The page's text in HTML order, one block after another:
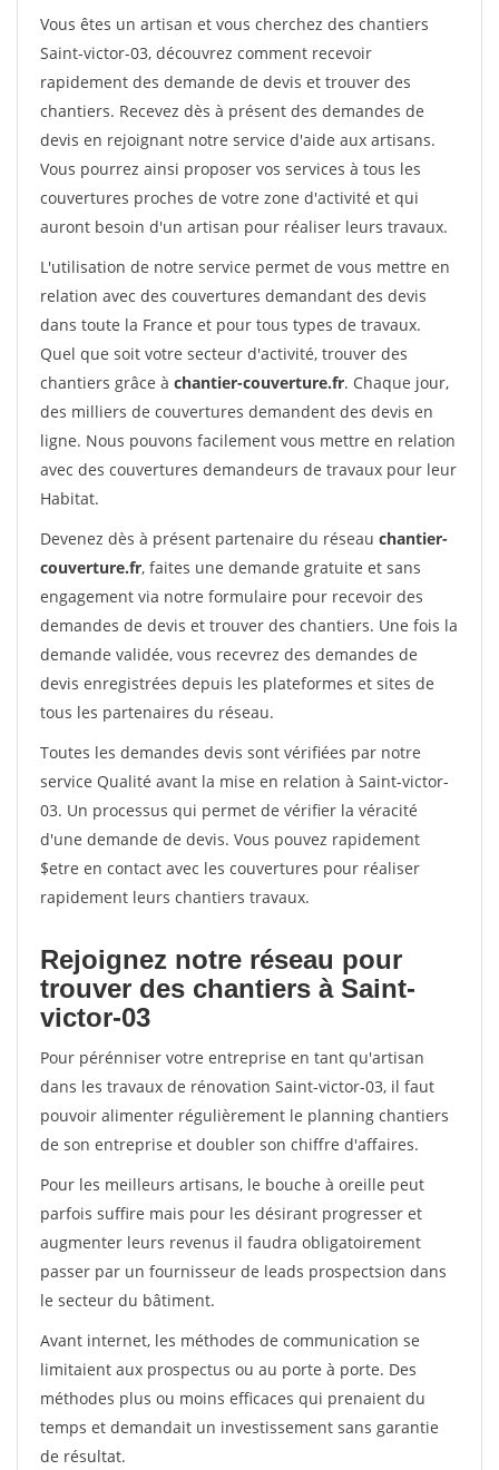
Vous êtes un artisan et vous cherchez des chantiers
Saint-victor-03, découvrez comment recevoir
rapidement des demande de devis et trouver des
chantiers. Recevez dès à présent des demandes de
devis en rejoignant notre service d'aide aux artisans.
Vous pourrez ainsi proposer vos services à tous les
couvertures proches de votre zone d'activité et qui
auront besoin d'un artisan pour réaliser leurs travaux.
L'utilisation de notre service permet de vous mettre en
relation avec des couvertures demandant des devis
dans toute la France et pour tous types de travaux.
Quel que soit votre secteur d'activité, trouver des
chantiers grâce à chantier-couverture.fr. Chaque jour,
des milliers de couvertures demandent des devis en
ligne. Nous pouvons facilement vous mettre en relation
avec des couvertures demandeurs de travaux pour leur
Habitat.
Devenez dès à présent partenaire du réseau chantier-
couverture.fr, faites une demande gratuite et sans
engagement via notre formulaire pour recevoir des
demandes de devis et trouver des chantiers. Une fois la
demande validée, vous recevrez des demandes de
devis enregistrées depuis les plateformes et sites de
tous les partenaires du réseau.
Toutes les demandes devis sont vérifiées par notre
service Qualité avant la mise en relation à Saint-victor-
03. Un processus qui permet de vérifier la véracité
d'une demande de devis. Vous pouvez rapidement
$etre en contact avec les couvertures pour réaliser
rapidement leurs chantiers travaux.
Rejoignez notre réseau pour
trouver des chantiers à Saint-
victor-03
Pour pérénniser votre entreprise en tant qu'artisan
dans les travaux de rénovation Saint-victor-03, il faut
pouvoir alimenter régulièrement le planning chantiers
de son entreprise et doubler son chiffre d'affaires.
Pour les meilleurs artisans, le bouche à oreille peut
parfois suffire mais pour les désirant progresser et
augmenter leurs revenus il faudra obligatoirement
passer par un fournisseur de leads prospectsion dans
le secteur du bâtiment.
Avant internet, les méthodes de communication se
limitaient aux prospectus ou au porte à porte. Des
méthodes plus ou moins efficaces qui prenaient du
temps et demandait un investissement sans garantie
de résultat.